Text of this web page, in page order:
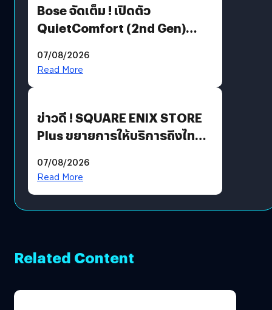
Bose จัดเต็ม ! เปิดตัว
QuietComfort (2nd Gen)
07/08/2026
Read More
ข่าวดี ! SQUARE ENIX STORE
Plus ขยายการให้บริการถึงไทย
โดยตรง
07/08/2026
Read More
Related Content